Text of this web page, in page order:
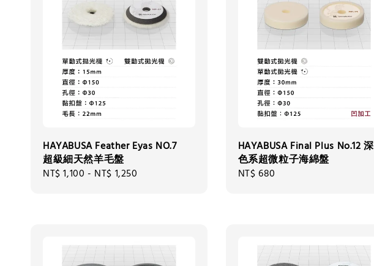
HAYABUSA Feather Eyas NO.7
超級細天然羊毛盤
Regular
NT$ 1,100 - NT$ 1,250
HAYABUSA Final Plus No.12 深
色系超微粒子海綿盤
Regular
NT$ 680